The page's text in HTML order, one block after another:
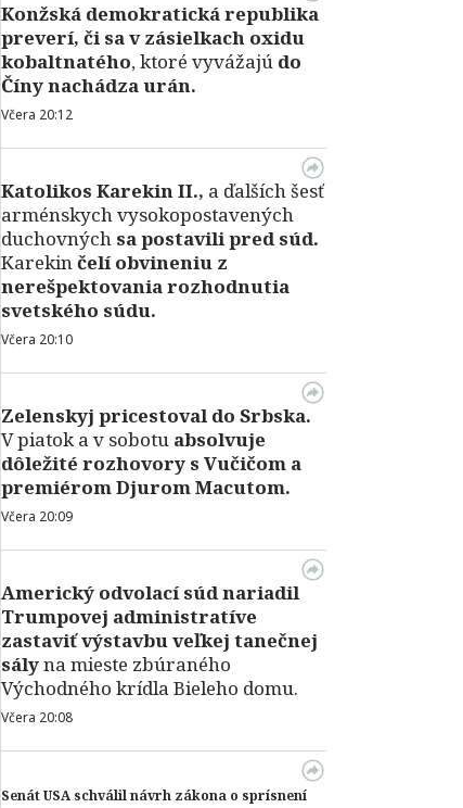
Konžská demokratická republika
preverí, či sa v zásielkach oxidu
kobaltnatého, ktoré vyvážajú do
Číny nachádza urán.
Včera 20:12
Katolikos Karekin II., a ďalších šesť
arménskych vysokopostavených
duchovných sa postavili pred súd.
Karekinčelí obvineniu z
nerešpektovania rozhodnutia
svetského súdu.
Včera 20:10
Zelenskyj pricestoval do Srbska.
V piatok a v sobotu absolvuje
dôležité rozhovory s Vučičom a
premiérom Djurom Macutom.
Včera 20:09
Americký odvolací súd nariadil
Trumpovej administratíve
zastaviť výstavbu veľkej tanečnej
sályna mieste zbúraného
Východného krídla Bieleho domu.
Včera 20:08
Senát USA schválil návrh zákona o sprísnení